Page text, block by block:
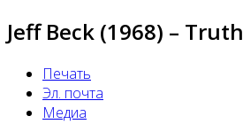
Jeff Beck (1968) ‎– Truth
Печать
Эл. почта
Медиа